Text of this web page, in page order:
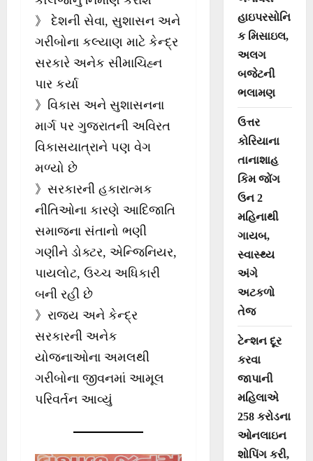
》 દેશની સેવા, સુશાસન અને
ગરીબોના કલ્યાણ માટે કેન્દ્ર
સરકારે અનેક સીમાચિહ્ન
પાર કર્યા
》વિકાસ અને સુશાસનના
માર્ગ પર ગુજરાતની અવિરત
વિકાસયાત્રાને પણ વેગ
મળ્યો છે
》સરકારની હકારાત્મક
નીતિઓના કારણે આદિજાતિ
સમાજના સંતાનો ભણી
ગણીને ડોક્ટર, એન્જિનિયર,
પાયલોટ, ઉચ્ચ અધિકારી
બની રહી છે
》રાજ્ય અને કેન્દ્ર
સરકારની અનેક
યોજનાઓના અમલથી
ગરીબોના જીવનમાં આમૂલ
પરિવર્તન આવ્યું
હાઇપરસોનિ
ક મિસાઇલ,
અલગ
બજેટની
ભલામણ
ઉત્તર
કોરિયાના
તાનાશાહ
કિમ જોંગ
ઉન 2
મહિનાથી
ગાયબ,
સ્વાસ્થ્ય
અંગે
અટકળો
તેજ
ટેન્શન દૂર
કરવા
જાપાની
મહિલાએ
258 કરોડના
ઓનલાઇન
શોપિંગ કરી,